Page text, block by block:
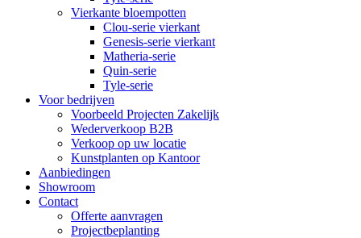
Vierkante bloempotten
Clou-serie vierkant
Genesis-serie vierkant
Matheria-serie
Quin-serie
Tyle-serie
Voor bedrijven
Voorbeeld Projecten Zakelijk
Wederverkoop B2B
Verkoop op uw locatie
Kunstplanten op Kantoor
Aanbiedingen
Showroom
Contact
Offerte aanvragen
Projectbeplanting